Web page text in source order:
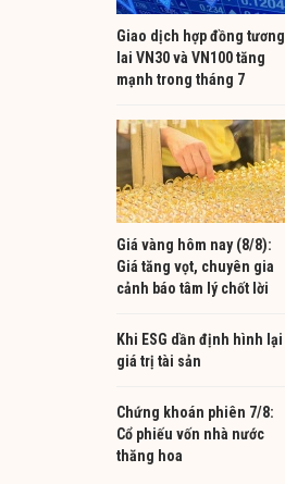
Giao dịch hợp đồng tương
lai VN30 và VN100 tăng
mạnh trong tháng 7
Giá vàng hôm nay (8/8):
Giá tăng vọt, chuyên gia
cảnh báo tâm lý chốt lời
Khi ESG dần định hình lại
giá trị tài sản
Chứng khoán phiên 7/8:
Cổ phiếu vốn nhà nước
thăng hoa